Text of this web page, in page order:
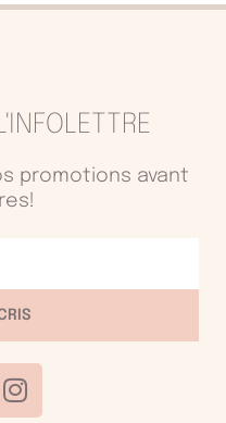
promotions avant
I
n